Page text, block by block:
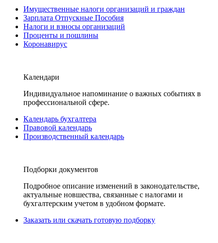
Имущественные налоги организаций и граждан
Зарплата Отпускные Пособия
Налоги и взносы организаций
Проценты и пошлины
Коронавирус
Календари
Индивидуальное напоминание о важных событиях в
профессиональной сфере.
Календарь бухгалтера
Правовой календарь
Производственный календарь
Подборки документов
Подробное описание изменений в законодательстве,
актуальные новшества, связанные с налогами и
бухгалтерским учетом в удобном формате.
Заказать или скачать готовую подборку